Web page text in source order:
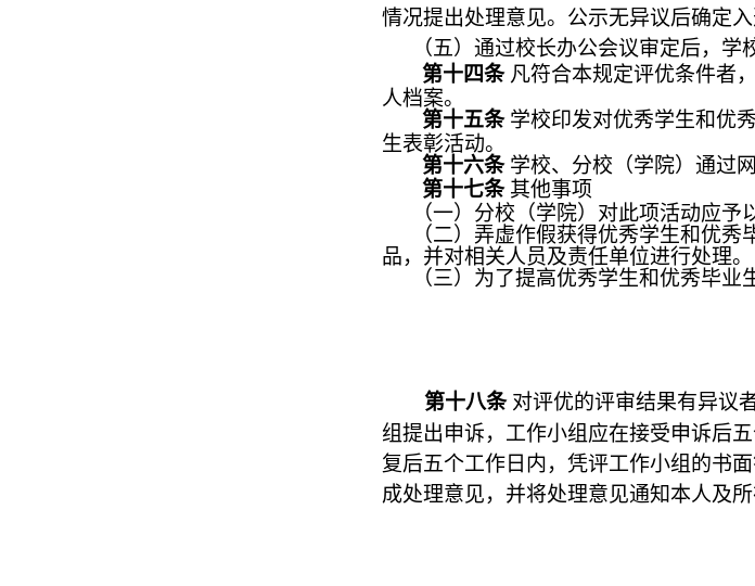
情况提出处理意见。公示无异议后确定
（五）通过校长办公会议审定后， 学
第十四条 凡符合本规定评优条件者
人档案。
第十五条 学校印发对优秀学生和优
生表彰活动。
第十六条 学校、分校（学院）通过
第十七条其他事项
（一）分校（学院）对此项活动应予
（二）弄虚作假获得优秀学生和优
品，并对相关人员及责任单位进行处理。
（三）为了提高优秀学生和优秀毕
第十八条 对评优的评审结果有异议
组提出申诉， 工作小组应在接受申诉后
复后五个工作日内，凭评工作小组的书
成处理意见，并将处理意见通知本人及所